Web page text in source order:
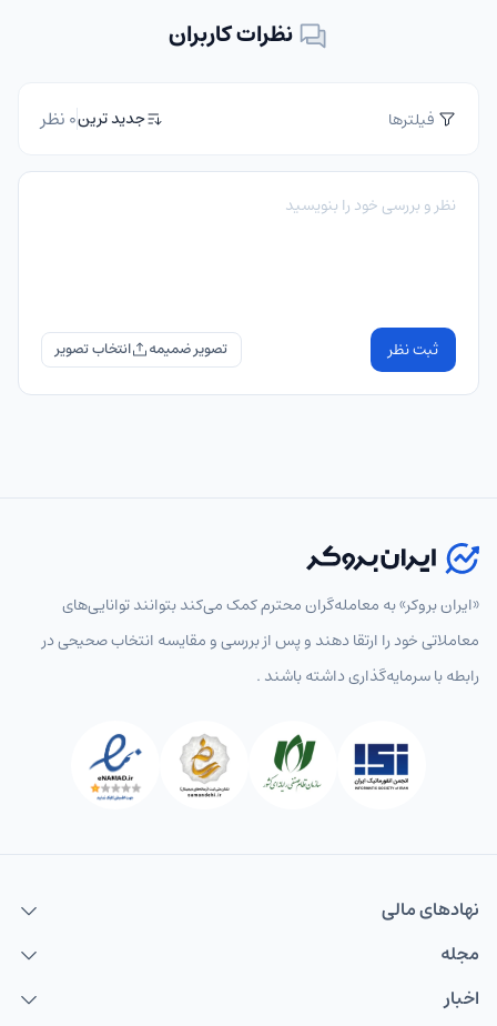
نظرات کاربران
فیلترها جدید ترین0 نظر
ثبت نظر تصویر ضمیمه
«ایران بروکر» به معامله‌گران محترم کمک می‌کند بتوانند توانایی‌های
معاملاتی خود را ارتقا دهند و پس از بررسی و مقایسه انتخاب‌ صحیحی در
رابطه با سرمایه‌گذاری داشته باشند .
نهاد‌های مالی
مجله
اخبار